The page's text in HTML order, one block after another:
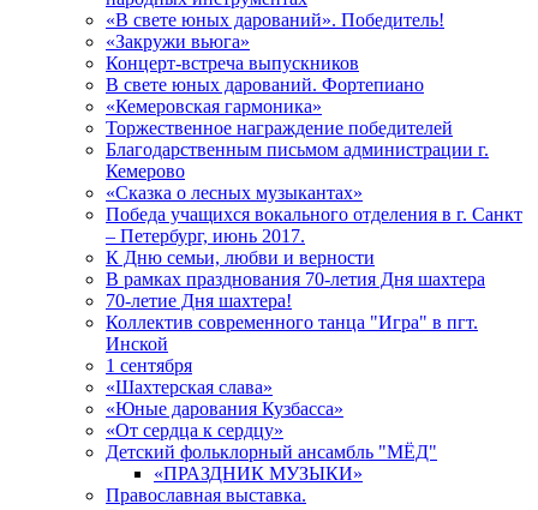
«В свете юных дарований». Победитель!
«Закружи вьюга»
Концерт-встреча выпускников
В свете юных дарований. Фортепиано
«Кемеровская гармоника»
Торжественное награждение победителей
Благодарственным письмом администрации г.
Кемерово
«Сказка о лесных музыкантах»
Победа учащихся вокального отделения в г. Санкт
– Петербург, июнь 2017.
К Дню семьи, любви и верности
В рамках празднования 70-летия Дня шахтера
70-летие Дня шахтера!
Коллектив современного танца "Игра" в пгт.
Инской
1 сентября
«Шахтерская слава»
«Юные дарования Кузбасса»
«От сердца к сердцу»
Детский фольклорный ансамбль "МЁД"
«ПРАЗДНИК МУЗЫКИ»
Православная выставка.